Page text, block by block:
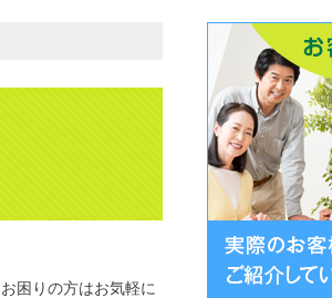
困りの方はお気軽に